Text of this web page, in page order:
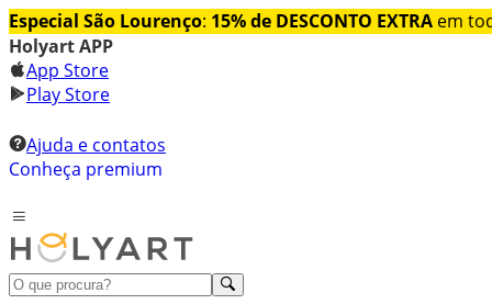
Especial São Lourenço: 15% de DESCONTO EXTRA em
Holyart APP
App Store
Play Store
Ajuda e contatos
Conheça premium